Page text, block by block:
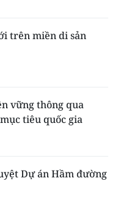
trên miền di sản
vững thông qua
tiêu quốc gia
Dự án Hầm đường